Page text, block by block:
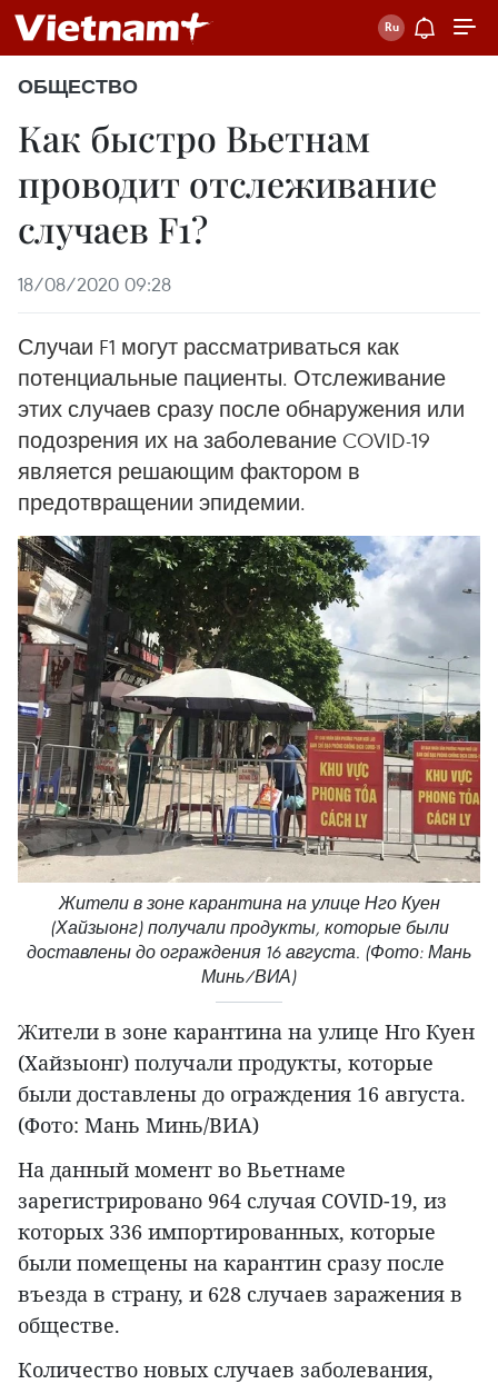
ОБЩЕСТВО
Как быстро Вьетнам
проводит отслеживание
случаев F1?
18/08/2020 09:28
Случаи F1 могут рассматриваться как
потенциальные пациенты. Отслеживание
этих случаев сразу после обнаружения или
подозрения их на заболевание COVID-19
является решающим фактором в
предотвращении эпидемии.
Жители в зоне карантина на улице Нго Куен
(Хайзыонг) получали продукты, которые были
доставлены до ограждения 16 августа. (Фото: Мань
Минь/ВИА)
Жители в зоне карантина на улице Нго Куен
(Хайзыонг) получали продукты, которые
были доставлены до ограждения 16 августа.
(Фото: Мань Минь/ВИА)
На данный момент во Вьетнаме
зарегистрировано 964 случая COVID-19, из
которых 336 импортированных, которые
были помещены на карантин сразу после
въезда в страну, и 628 случаев заражения в
обществе.
Количество новых случаев заболевания,